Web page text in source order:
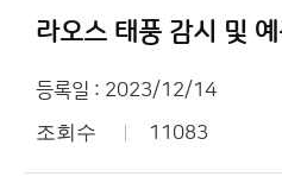
등록일 : 2023/12/14
조회수 11083